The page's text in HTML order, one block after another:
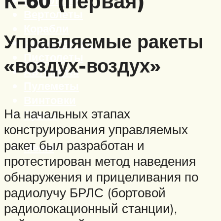
Вертолеты
Бронетехника
Пистолеты
Автоматы
Ружья
Меню
Управляемые ракеты
«воздух-воздух»
На начальных этапах
конструирования управляемых
ракет был разработан и
протестирован метод наведения
обнаружения и прицеливания по
радиолучу БРЛС (бортовой
радиолокационный станции),